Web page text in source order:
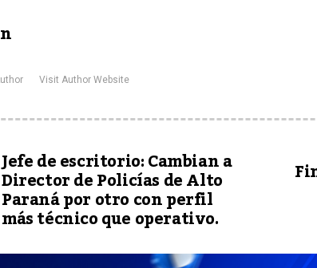
Visit Author Website
Jefe de escritorio: Cambian a
Director de Policías de Alto
Paraná por otro con perfil
más técnico que operativo.